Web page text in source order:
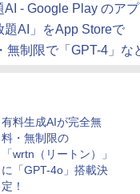
AI - Google Play のアプ
題AI」をApp Storeで
無制限で「GPT-4」
有料生成AIが完全無
料・無制限の
「wrtn（リートン）」
に「GPT-4o」搭載決
定！